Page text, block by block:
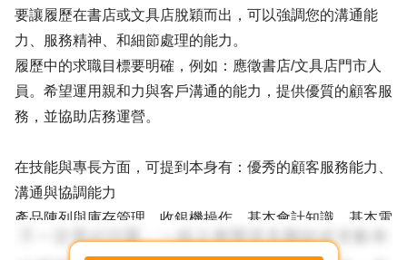
要讓履歷在書店或文具店脫穎而出，可以強調您的溝通能
力、服務精神、和細節處理的能力。
履歷中的求職目標要明確，例如：應徵書店/文具店門市人
員。希望運用親和力與客戶溝通的能力，提供優質的顧客服
務，並協助店務運營。
在技能與專長方面，可提到本身有：優秀的顧客服務能力、
溝通與協調能力
產品陳列與庫存管理、收銀機操作、基本會計知識、基本電
腦操作能力（Word、Excel）。同時表達您對書店或文具店